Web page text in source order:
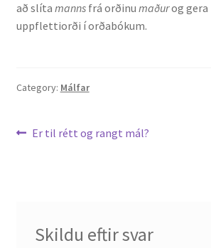
að slíta mannsfrá orðinu maðurog gera
uppflettiorði í orðabókum.
Category: Málfar
Leiðarkerfi
Previous
Er til rétt og rangt mál?
Skildu eftir svar